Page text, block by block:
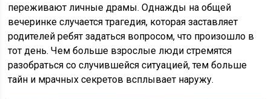
переживают личные драмы. Однажды на общей
вечеринке случается трагедия, которая заставляет
родителей ребят задаться вопросом, что произошло в
тот день. Чем больше взрослые люди стремятся
разобраться со случившейся ситуацией, тем больше
тайн и мрачных секретов всплывает наружу.